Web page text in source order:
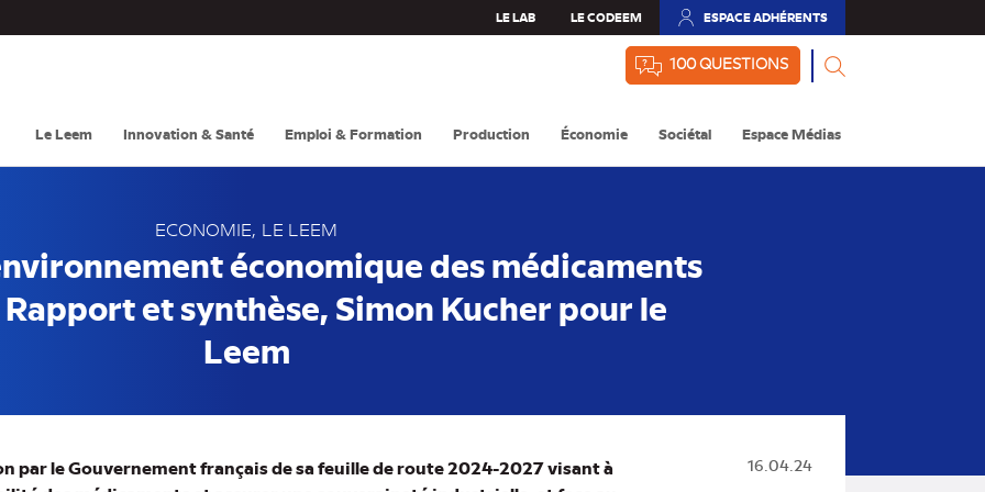
LE LAB LE CODEEM ESPACE ADHÉRENTS
(NOUVEL
100 QUESTIONS
Le Leem Innovation & Santé Emploi & Formation Production Économie Sociétal Espace Médias
ECONOMIE LE LEEM
économique des médicaments
et synthèse, Simon Kucher pour le
Leem
16.04.24
par le Gouvernement français de sa feuille de route 2024-2027 visant à